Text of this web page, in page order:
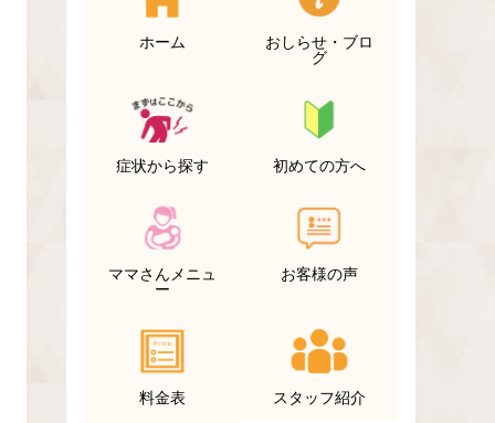
ホーム
おしらせ・ブロ
グ
症状から探す 初めての方へ
ママさんメニュ
ー
お客様の声
料金表 スタッフ紹介